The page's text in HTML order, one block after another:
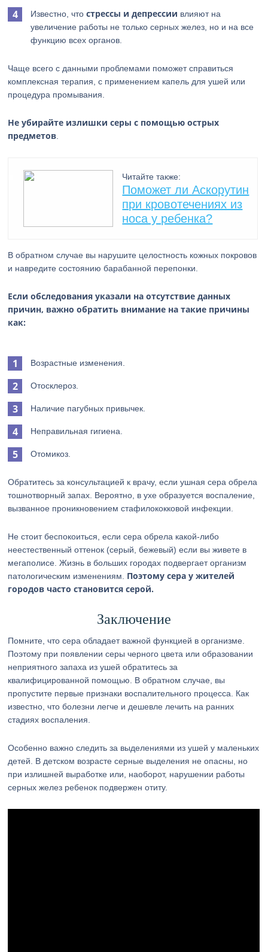
Известно, чтострессы и депрессии влияют на
увеличение работы не только серных желез, но и на все
функцию всех органов.
Чаще всего с данными проблемами поможет справиться
комплексная терапия, с применением капель для ушей или
процедура промывания.
Не убирайте излишки серы с помощью острых
предметов
Читайте также:
Поможет ли Аскорутин
при кровотечениях из
носа у ребенка?
В обратном случае вы нарушите целостность кожных покровов
и навредите состоянию барабанной перепонки.
Если обследования указали на отсутствие данных
причин, важно обратить внимание на такие причины
как:
Возрастные изменения.
Отосклероз.
Наличие пагубных привычек.
Неправильная гигиена.
Отомикоз.
Обратитесь за консультацией к врачу, если ушная сера обрела
тошнотворный запах. Вероятно, в ухе образуется воспаление,
вызванное проникновением стафилококковой инфекции.
Не стоит беспокоиться, если сера обрела какой-либо
неестественный оттенок (серый, бежевый) если вы живете в
мегаполисе. Жизнь в больших городах подвергает организм
патологическим изменениям. Поэтому сера у жителей
городов часто становится серой.
Заключение
Помните, что сера обладает важной функцией в организме.
Поэтому при появлении серы черного цвета или образовании
неприятного запаха из ушей обратитесь за
квалифицированной помощью. В обратном случае, вы
пропустите первые признаки воспалительного процесса. Как
известно, что болезни легче и дешевле лечить на ранних
стадиях воспаления.
Особенно важно следить за выделениями из ушей у маленьких
детей. В детском возрасте серные выделения не опасны, но
при излишней выработке или, наоборот, нарушении работы
серных желез ребенок подвержен отиту.